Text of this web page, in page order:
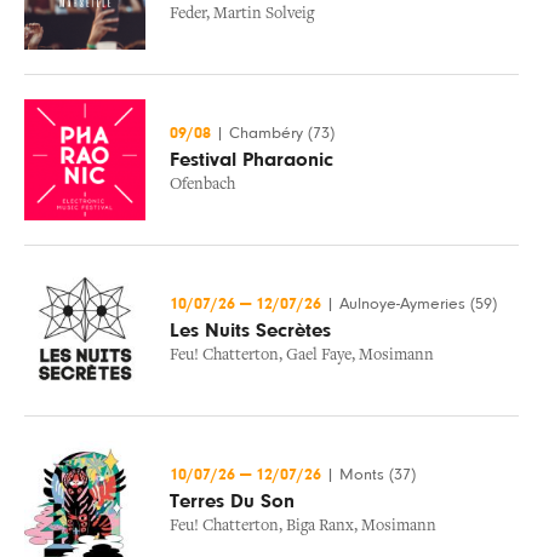
Feder, Martin Solveig
09/08 Chambéry (73)
Festival Pharaonic
Ofenbach
10/07/26 — 12/07/26 Aulnoye-Aymeries (59)
Les Nuits Secrètes
Feu! Chatterton, Gael Faye, Mosimann
10/07/26 — 12/07/26 Monts (37)
Terres Du Son
Feu! Chatterton, Biga Ranx, Mosimann